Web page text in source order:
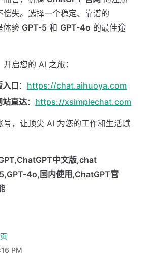
偿失。选择一个稳定、靠谱的
体验 GPT-5 和 GPT-4o 的最佳途
启您的 AI 之旅：
入口 ： https://chat.aihuoya.com
站直达： https://xsimplechat.com
号，让顶尖 AI 为您的工作和生活赋
中文版,chat
4o,国内使用,ChatGPT官
PM